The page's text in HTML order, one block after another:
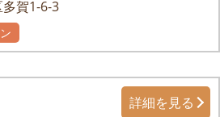
賀1-6-3
詳細を見る